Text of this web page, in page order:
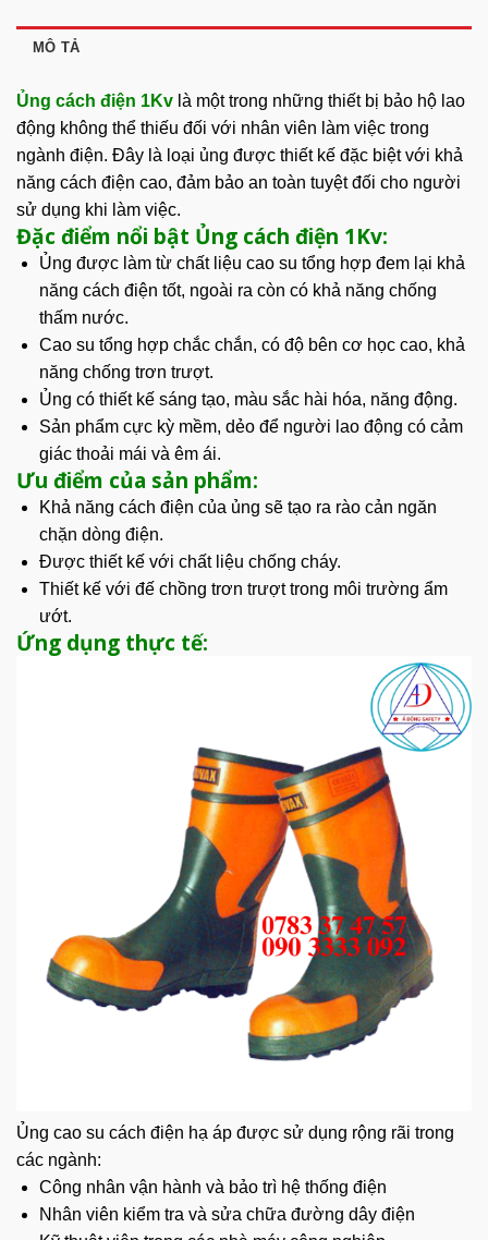
MÔ TẢ
Ủng cách điện 1Kv là một trong những thiết bị bảo hộ lao
động không thể thiếu đối với nhân viên làm việc trong
ngành điện. Đây là loại ủng được thiết kế đặc biệt với khả
năng cách điện cao, đảm bảo an toàn tuyệt đối cho người
sử dụng khi làm việc.
Đặc điểm nổi bật Ủng cách điện 1Kv:
Ủng được làm từ chất liệu cao su tổng hợp đem lại khả
năng cách điện tốt, ngoài ra còn có khả năng chống
thấm nước.
Cao su tổng hợp chắc chắn, có độ bên cơ học cao, khả
năng chống trơn trượt.
Ủng có thiết kế sáng tạo, màu sắc hài hóa, năng động.
Sản phẩm cực kỳ mềm, dẻo để người lao động có cảm
giác thoải mái và êm ái.
Ưu điểm của sản phẩm:
Khả năng cách điện của ủng sẽ tạo ra rào cản ngăn
chặn dòng điện.
Được thiết kế với chất liệu chống cháy.
Thiết kế với đế chồng trơn trượt trong môi trường ẩm
ướt.
Ứng dụng thực tế:
Ủng cao su cách điện hạ áp được sử dụng rộng rãi trong
các ngành:
Công nhân vận hành và bảo trì hệ thống điện
Nhân viên kiểm tra và sửa chữa đường dây điện